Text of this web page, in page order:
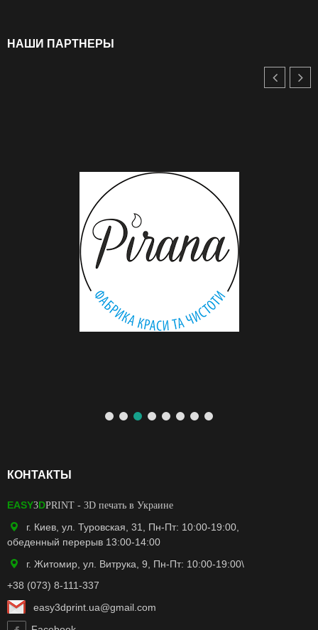
НАШИ ПАРТНЕРЫ
КОНТАКТЫ
EASY3DPRINT - 3D печать в Украине
г. Киев, ул. Туровская, 31, Пн-Пт: 10:00-19:00,
обеденный перерыв 13:00-14:00
г. Житомир, ул. Витрука, 9, Пн-Пт: 10:00-19:00\
+38 (073) 8-111-337
easy3dprint.ua@gmail.com